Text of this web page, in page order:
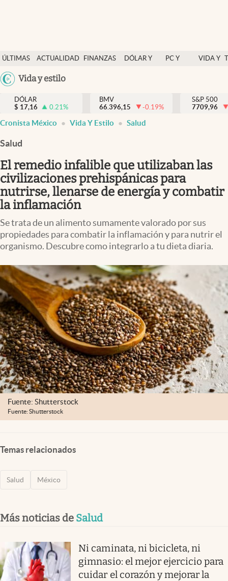
ÚLTIMAS
NOTICIAS
ACTUALIDAD
FINANZAS
DÓLAR Y
PC Y
VIDA Y
México
Vida y estilo
Actualidad
Finanzas y economía
Dólar y mercados
Pc y celular
Vida y estilo
Clima
Espiritualidad
Mediakit
abre en nueva pestaña
México
DÓLAR
$ 17,16 0.21%
BMV
66.396,15
-0.19%
S&P 500
7709,96
Cronista México Vida Y Estilo Salud
Salud
El remedio infalible que utilizaban las
civilizaciones prehispánicas para
nutrirse, llenarse de energía y combatir
la inflamación
Se trata de un alimento sumamente valorado por sus
propiedades para combatir la inflamación y para nutrir el
organismo. Descubre como integrarlo a tu dieta diaria.
Fuente: Shutterstock
Fuente: Shutterstock
Temas relacionados
Salud México
Más noticias de Salud
Ni caminata, ni bicicleta, ni
gimnasio: el mejor ejercicio para
cuidar el corazón y mejorar la